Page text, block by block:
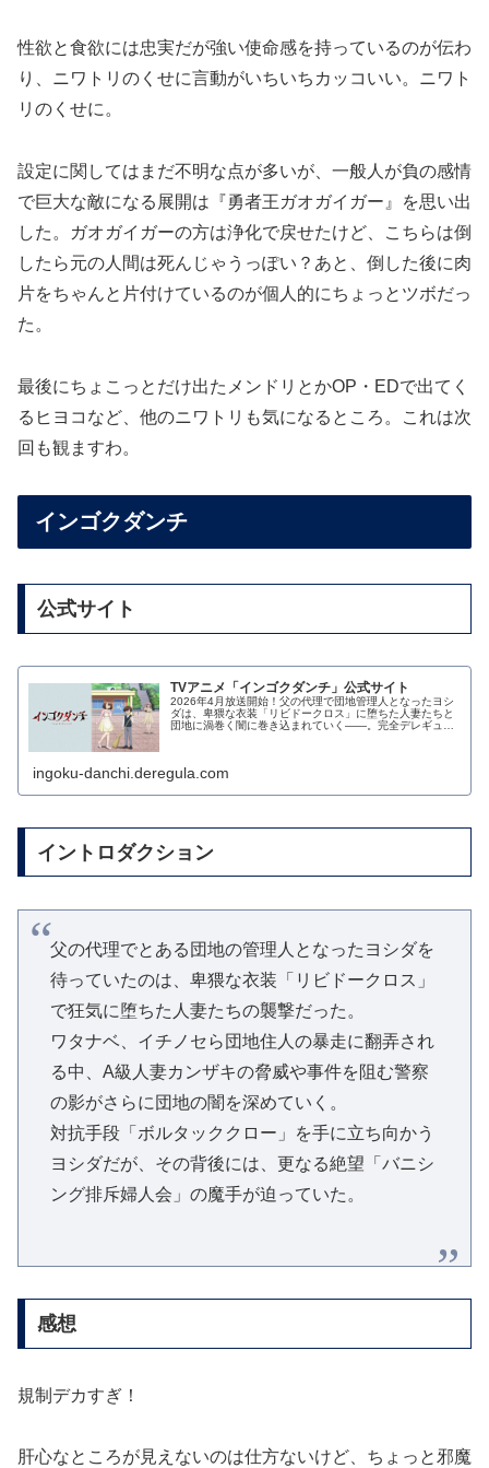
性欲と食欲には忠実だが強い使命感を持っているのが伝わ
り、ニワトリのくせに言動がいちいちカッコいい。ニワト
リのくせに。
設定に関してはまだ不明な点が多いが、一般人が負の感情
で巨大な敵になる展開は『勇者王ガオガイガー』を思い出
した。ガオガイガーの方は浄化で戻せたけど、こちらは倒
したら元の人間は死んじゃうっぽい？あと、倒した後に肉
片をちゃんと片付けているのが個人的にちょっとツボだっ
た。
最後にちょこっとだけ出たメンドリとかOP・EDで出てく
るヒヨコなど、他のニワトリも気になるところ。これは次
回も観ますわ。
インゴクダンチ
公式サイト
TVアニメ「インゴクダンチ」公式サイト
2026年4月放送開始！父の代理で団地管理人となったヨシ
ダは、卑猥な衣装「リビドークロス」に堕ちた人妻たちと
団地に渦巻く闇に巻き込まれていく――。完全デレギュラ
ingoku-danchi.deregula.com
イントロダクション
父の代理でとある団地の管理人となったヨシダを
待っていたのは、卑猥な衣装「リビドークロス」
で狂気に堕ちた人妻たちの襲撃だった。
ワタナベ、イチノセら団地住人の暴走に翻弄され
る中、A級人妻カンザキの脅威や事件を阻む警察
の影がさらに団地の闇を深めていく。
対抗手段「ボルタッククロー」を手に立ち向かう
ヨシダだが、その背後には、更なる絶望「バニシ
ング排斥婦人会」の魔手が迫っていた。
感想
規制デカすぎ！
肝心なところが見えないのは仕方ないけど、ちょっと邪魔